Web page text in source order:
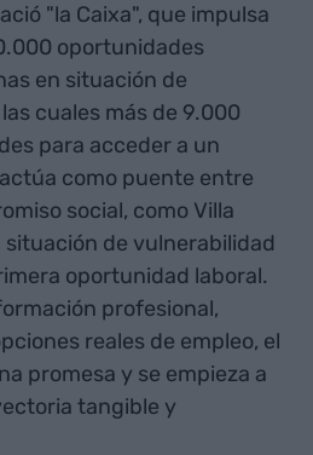
"la Caixa", que impulsa
oportunidades
en situación de
cuales más de 9.000
para acceder a un
como puente entre
social, como Villa
situación de vulnerabilidad
oportunidad laboral.
profesional,
reales de empleo, el
promesa y se empieza a
tangible y